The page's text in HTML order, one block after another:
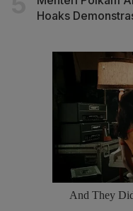
Hoaks